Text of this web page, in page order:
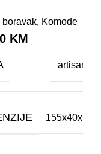
boravak, Komode
KM
artisan /